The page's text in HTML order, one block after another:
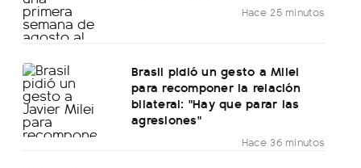
Hace 25 minutos
Brasil pidió un gesto a Milei
para recomponer la relación
bilateral: "Hay que parar las
agresiones"
Hace 36 minutos